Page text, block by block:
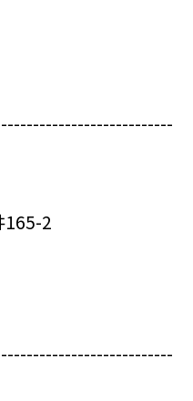
165-2